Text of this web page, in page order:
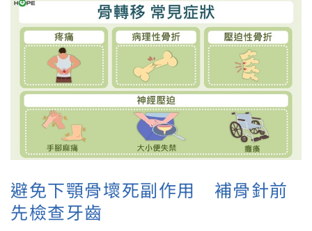
避免下顎骨壞死副作用 補骨針前
先檢查牙齒